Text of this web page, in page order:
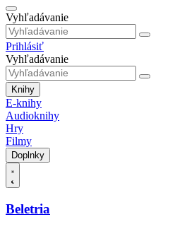
Vyhľadávanie
Prihlásiť
Vyhľadávanie
Knihy
E-knihy
Audioknihy
Hry
Filmy
Doplnky
Beletria